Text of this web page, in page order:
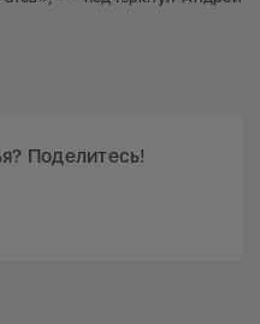
Поделитесь!